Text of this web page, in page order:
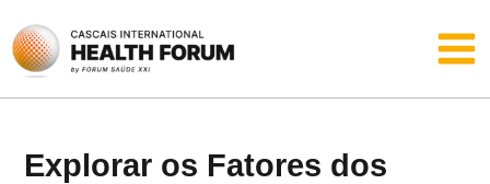
content
Explorar os Fatores dos